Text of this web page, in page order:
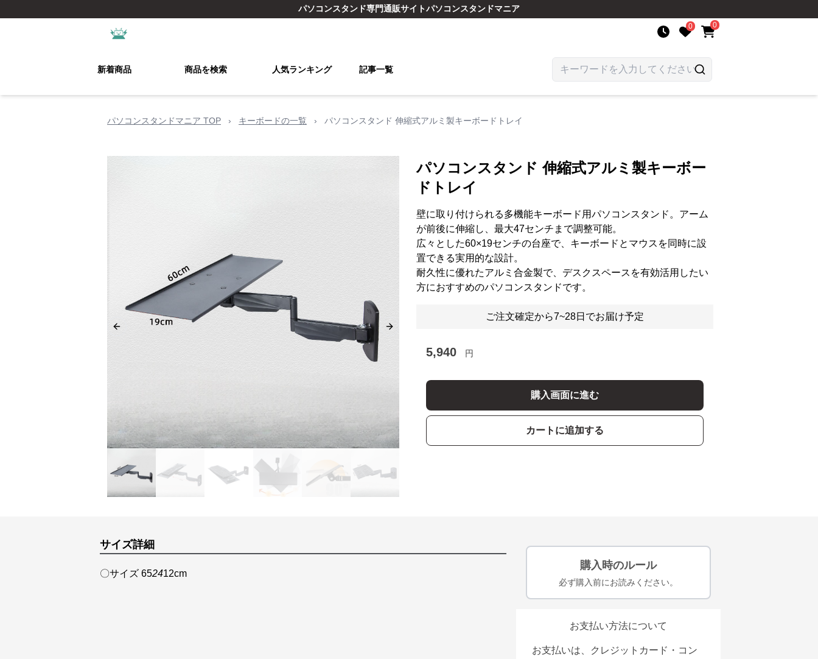
パソコンスタンド専門通販サイトパソコンスタンドマニア
0 0
新着商品 商品を検索 人気ランキング 記事一覧
パソコンスタンドマニア TOP › キーボードの一覧 › パソコンスタンド 伸縮式アルミ製キーボードトレイ
Previous slide Next slide
パソコンスタンド 伸縮式アルミ製キーボー
ドトレイ
壁に取り付けられる多機能キーボード用パソコンスタンド。アーム
が前後に伸縮し、最大47センチまで調整可能。
広々とした60×19センチの台座で、キーボードとマウスを同時に設
置できる実用的な設計。
耐久性に優れたアルミ合金製で、デスクスペースを有効活用したい
方におすすめのパソコンスタンドです。
ご注文確定から7~28日でお届け予定
5,940 円
購入画面に進む
カートに追加する
サイズ詳細
〇サイズ 652412cm
購入時のルール
必ず購入前にお読みください。
お支払い方法について
お支払いは、クレジットカード・コン